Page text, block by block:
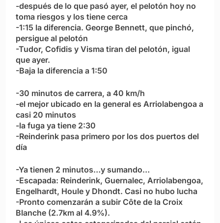
-después de lo que pasó ayer, el pelotón hoy no
toma riesgos y los tiene cerca
-1:15 la diferencia. George Bennett, que pinchó,
persigue al pelotón
-Tudor, Cofidis y Visma tiran del pelotón, igual
que ayer.
-Baja la diferencia a 1:50
-30 minutos de carrera, a 40 km/h
-el mejor ubicado en la general es Arriolabengoa a
casi 20 minutos
-la fuga ya tiene 2:30
-Reinderink pasa primero por los dos puertos del
día
-Ya tienen 2 minutos…y sumando…
-Escapada: Reinderink, Guernalec, Arriolabengoa,
Engelhardt, Houle y Dhondt. Casi no hubo lucha
-Pronto comenzarán a subir Côte de la Croix
Blanche (2.7km al 4.9%).